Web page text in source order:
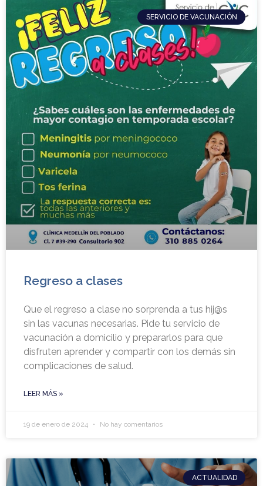
SERVICIO DE VACUNACIÓN
Regreso a clases
Que el regreso a clase no sorprenda a tus hij@s
sin las vacunas necesarias. Pide tu servicio de
vacunación a domicilio y prepararlos para que
disfruten aprender y compartir con los demás sin
complicaciones de salud.
LEER MÁS »
19 de enero de 2024 No hay comentarios
ACTUALIDAD